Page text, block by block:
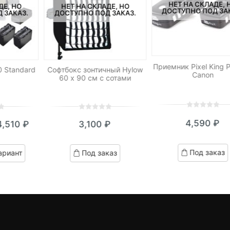
НО
ЗАКАЗ.
Standard
₽
₽.
НЕТ НА СКЛАДЕ, НО
ДОСТУПНО ПОД ЗАКАЗ.
Софтбокс зонтичный Hylow
60 х 90 см с сотами
out
based
on
3,100₽
Под заказ
НЕТ НА СКЛАДЕ,
ДОСТУПНО ПОД
Приемник Pixel King
Canon
out
based
on
customer
4,590₽
Под заказ